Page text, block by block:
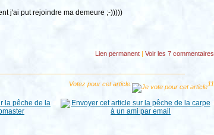
j'ai put rejoindre ma demeure ;-)))))
Lien permanent| Voirles 7 commentaires
Votez pour cet article: 11